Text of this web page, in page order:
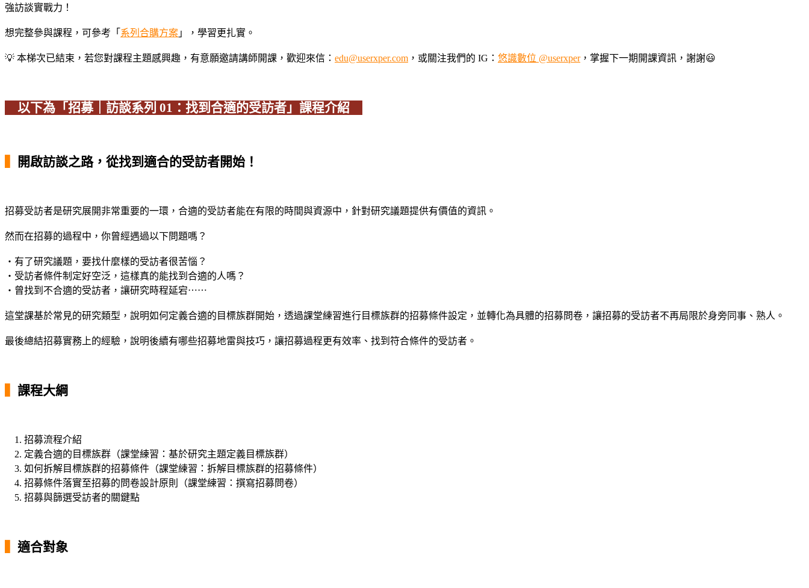
強訪談實戰力！
想完整參與課程，可參考「 系列合購方案 」，學習更扎實。
💡 本梯次已結束，若您對課程主題感興趣，有意願邀請講師開課，歡迎來信： edu@userxper.com ，或關注我們的 IG： 悠識數位 @userxper，掌握下一期開課資訊，謝謝😃
以下為「招募｜訪談系列 01：找到合適的受訪者」課程介紹
開啟訪談之路，從找到適合的受訪者開始！
招募受訪者是研究展開非常重要的一環，合適的受訪者能在有限的時間與資源中，針對研究議題提供有價值的資訊。
然而在招募的過程中，你曾經遇過以下問題嗎？
・有了研究議題，要找什麼樣的受訪者很苦惱？
・受訪者條件制定好空泛，這樣真的能找到合適的人嗎？
・曾找到不合適的受訪者，讓研究時程延宕⋯⋯
這堂課基於常見的研究類型，說明如何定義合適的目標族群開始，透過課堂練習進行目標族群的招募條件設定，並轉化為具體的招募問卷，讓招募的受訪者不再局限於身旁同事、熟人。
最後總結招募實務上的經驗，說明後續有哪些招募地雷與技巧，讓招募過程更有效率、找到符合條件的受訪者。
課程大綱
招募流程介紹
定義合適的目標族群（課堂練習：基於研究主題定義目標族群）
如何拆解目標族群的招募條件（課堂練習：拆解目標族群的招募條件）
招募條件落實至招募的問卷設計原則（課堂練習：撰寫招募問卷）
招募與篩選受訪者的關鍵點
適合對象